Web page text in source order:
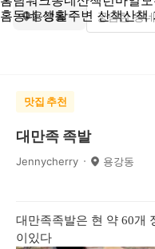
홈동네 생활주변 산책산책
용강동
맛집 추천
대만족 족발
Jennycherry 용강동
대만족족발은 현 약 60개
이있다